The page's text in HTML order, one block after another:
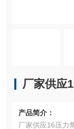
厂家供应
产品简介：
厂家供应16压力